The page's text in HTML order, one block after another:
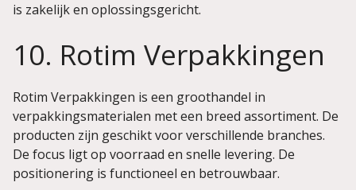
is zakelijk en oplossingsgericht.
10. Rotim Verpakkingen
Rotim Verpakkingen is een groothandel in
verpakkingsmaterialen met een breed assortiment. De
producten zijn geschikt voor verschillende branches.
De focus ligt op voorraad en snelle levering. De
positionering is functioneel en betrouwbaar.